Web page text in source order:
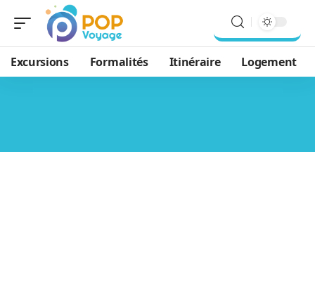
Excursions Formalités Itinéraire Logement